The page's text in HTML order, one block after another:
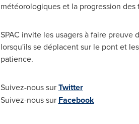
météorologiques et la progression des
SPAC invite les usagers à faire preuve
lorsqu'ils se déplacent sur le pont et
patience.
Suivez-nous surTwitter
Suivez-nous sur Facebook